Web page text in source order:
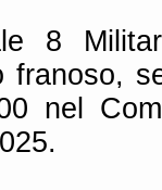
8
franoso,
nel